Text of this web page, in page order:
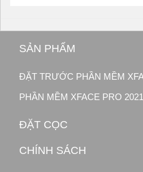
SẢN PHẨM
ĐẶT TRƯỚC PHẦN MỀM
PHẦN MỀM XFACE PRO 2021
ĐẶT CỌC
CHÍNH SÁCH